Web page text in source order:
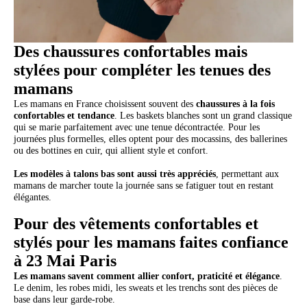
Des chaussures confortables mais
stylées pour compléter les tenues des
mamans
Les mamans en France choisissent souvent des chaussures à la fois
confortables et tendance. Les baskets blanches sont un grand classique
qui se marie parfaitement avec une tenue décontractée. Pour les
journées plus formelles, elles optent pour des mocassins, des ballerines
ou des bottines en cuir, qui allient style et confort.
Les modèles à talons bas sont aussi très appréciés, permettant aux
mamans de marcher toute la journée sans se fatiguer tout en restant
élégantes.
Pour des vêtements confortables et
stylés pour les mamans faites confiance
à 23 Mai Paris
Les mamans savent comment allier confort, praticité et élégance.
Le denim, les robes midi, les sweats et les trenchs sont des pièces de
base dans leur garde-robe.